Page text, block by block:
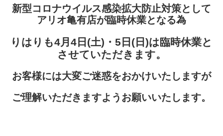
新型コロナウイルス感染拡大防止対策として
アリオ亀有店が臨時休業となる為
りはりも4月4日(土)・5日(日)は臨時休業と
させていただきます。
お客様には大変ご迷惑をおかけいたしますが
ご理解いただきますようお願いいたします。